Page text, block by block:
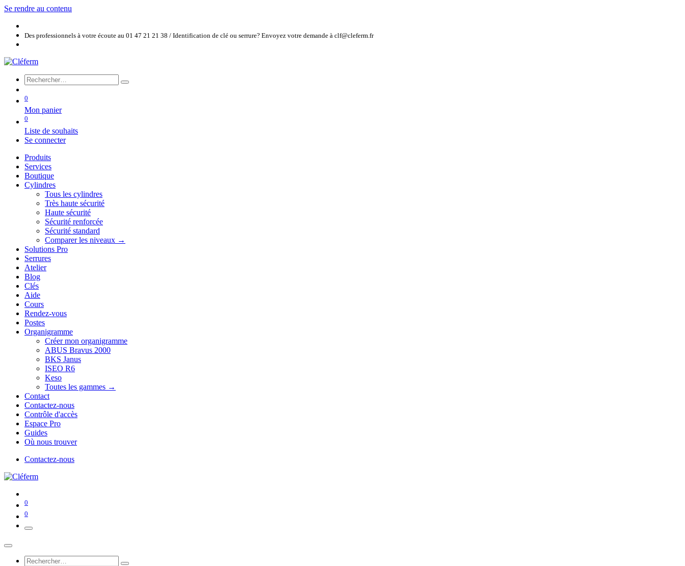
Se rendre au contenu
Des professionnels à votre écoute au 01 47 21 21 38 / Identification de clé ou serrure? Envoyez votre demande à clf@cleferm.fr
0
Mon panier
0
Liste de souhaits
Se connecter
Produits
Services
Boutique
Cylindres
Tous les cylindres
Très haute sécurité
Haute sécurité
Sécurité renforcée
Sécurité standard
Comparer les niveaux →
Solutions Pro
Serrures
Atelier
Blog
Clés
Aide
Cours
Rendez-vous
Postes
Organigramme
Créer mon organigramme
ABUS Bravus 2000
BKS Janus
ISEO R6
Keso
Toutes les gammes →
Contact
Contactez-nous
Contrôle d'accès
Espace Pro
Guides
Où nous trouver
Contactez-nous
0
0